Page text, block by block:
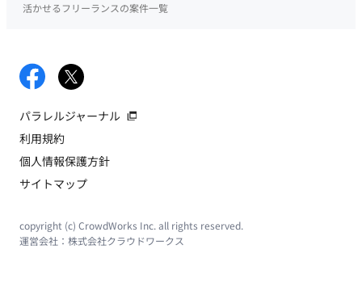
活かせるフリーランスの案件一覧
パラレルジャーナル
利用規約
個人情報保護方針
サイトマップ
copyright (c) CrowdWorks Inc. all rights reserved.
運営会社： 株式会社クラウドワークス